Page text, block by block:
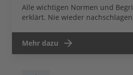
Alle wichtigen Normen und
erklärt. Nie wieder
Mehr dazu